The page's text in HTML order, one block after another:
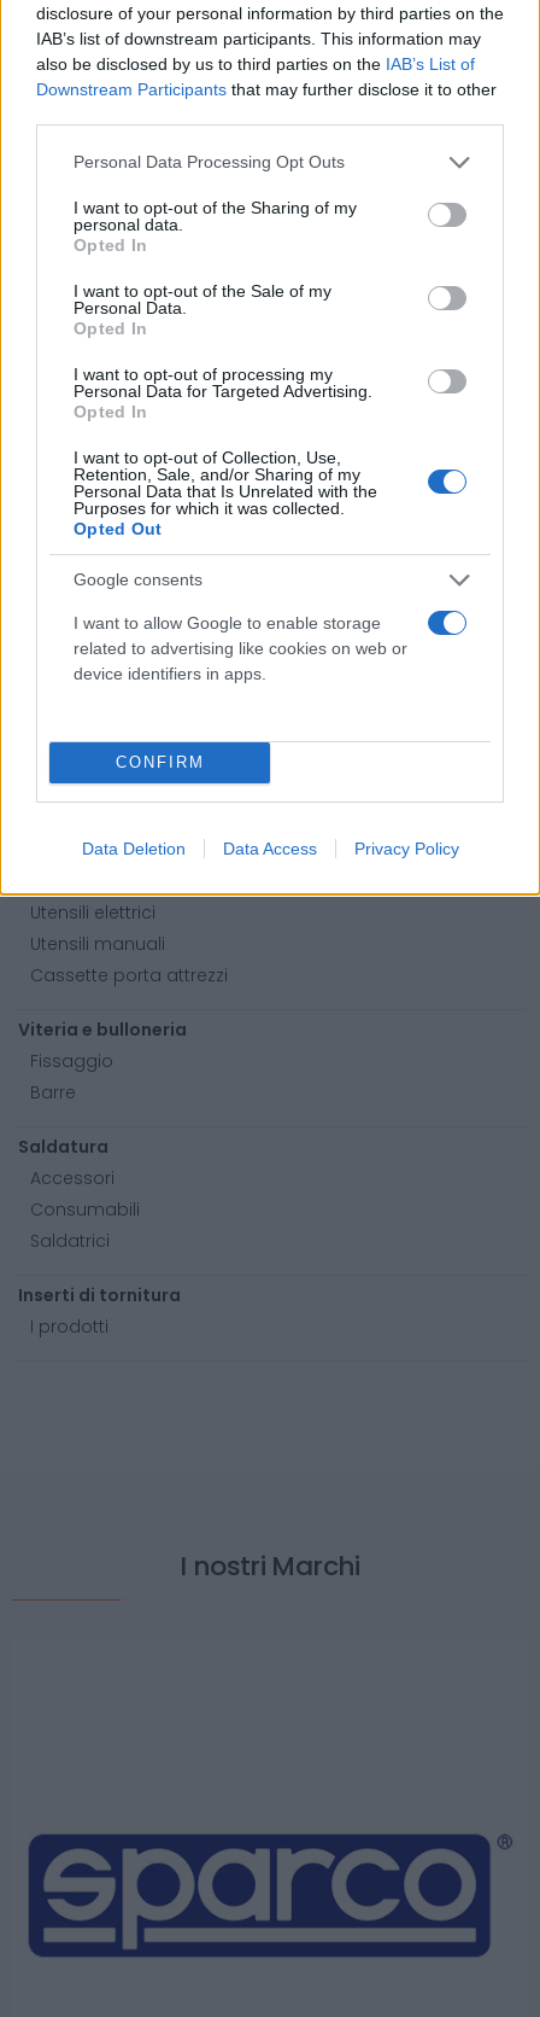
disclosure of your personal information by third parties on the
IAB’s list of downstream participants. This information may
also be disclosed by us to third parties on the IAB’s List of
Downstream Participants that may further disclose it to other
Please note that this website/app uses one or more Google
not limited to your visit or usage behaviour. You may click to
grant or deny consent to Google and its third-party tags to
use your data for below specified purposes in below Google
consent section.
Personal Data Processing Opt Outs
I want to opt-out of the Sharing of my
personal data.
Opted In
I want to opt-out of the Sale of my
Personal Data.
Opted In
I want to opt-out of processing my
Personal Data for Targeted Advertising.
Opted In
I want to opt-out of Collection, Use,
Retention, Sale, and/or Sharing of my
Personal Data that Is Unrelated with the
Purposes for which it was collected.
Opted Out
Google consents
I want to allow Google to enable storage
related to advertising like cookies on web or
device identifiers in apps.
CONFIRM
Data Deletion Data Access Privacy Policy
I prodotti abrasivi
Estintori
Valige pronto soccorso
Antinfortunistica
Calzature
Abbigliamento
Guanti
Sicurezza, Protezione
Abbigliamento alta visibilità
Bombolette spray
Utensileria
Utensili elettrici
Utensili manuali
Cassette porta attrezzi
Viteria e bulloneria
Fissaggio
Barre
Saldatura
Accessori
Consumabili
Saldatrici
Inserti di tornitura
I prodotti
I nostri Marchi